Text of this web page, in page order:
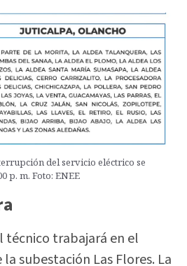
del servicio eléctrico se
p. m. Foto: ENEE
técnico trabajará en el
subestación Las Flores. La